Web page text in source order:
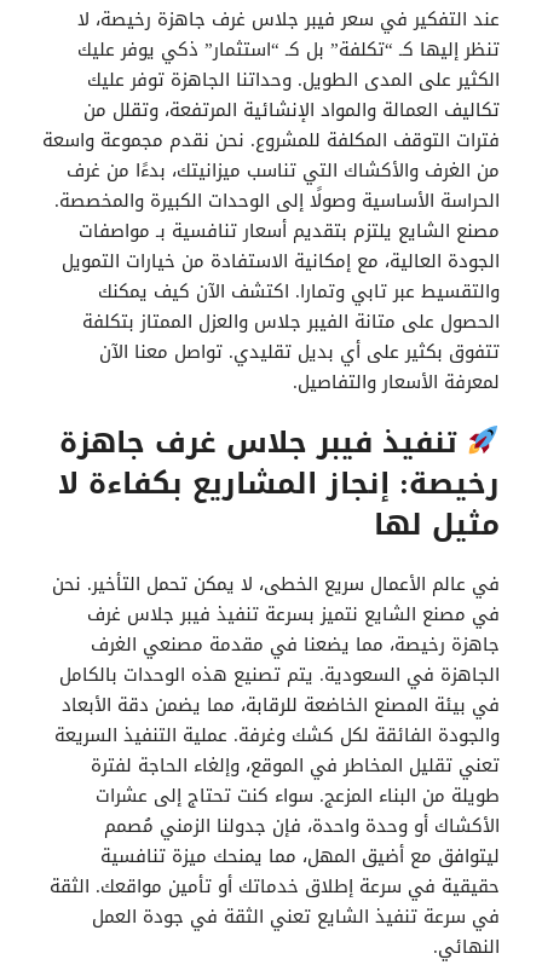
عند التفكير في سعر فيبر جلاس غرف جاهزة رخيصة، لا
تنظر إليها كـ “تكلفة” بل كـ “استثمار” ذكي يوفر عليك
الكثير على المدى الطويل. وحداتنا الجاهزة توفر عليك
تكاليف العمالة والمواد الإنشائية المرتفعة، وتقلل من
فترات التوقف المكلفة للمشروع. نحن نقدم مجموعة واسعة
من الغرف والأكشاك التي تناسب ميزانيتك، بدءًا من غرف
الحراسة الأساسية وصولًا إلى الوحدات الكبيرة والمخصصة.
مصنع الشايع يلتزم بتقديم أسعار تنافسية بـ مواصفات
الجودة العالية، مع إمكانية الاستفادة من خيارات التمويل
والتقسيط عبر تابي وتمارا. اكتشف الآن كيف يمكنك
الحصول على متانة الفيبر جلاس والعزل الممتاز بتكلفة
تتفوق بكثير على أي بديل تقليدي. تواصل معنا الآن
لمعرفة الأسعار والتفاصيل.
تنفيذ فيبر جلاس غرف جاهزة
رخيصة: إنجاز المشاريع بكفاءة لا
مثيل لها
في عالم الأعمال سريع الخطى، لا يمكن تحمل التأخير. نحن
في مصنع الشايع نتميز بسرعة تنفيذ فيبر جلاس غرف
جاهزة رخيصة، مما يضعنا في مقدمة مصنعي الغرف
الجاهزة في السعودية. يتم تصنيع هذه الوحدات بالكامل
في بيئة المصنع الخاضعة للرقابة، مما يضمن دقة الأبعاد
والجودة الفائقة لكل كشك وغرفة. عملية التنفيذ السريعة
تعني تقليل المخاطر في الموقع، وإلغاء الحاجة لفترة
طويلة من البناء المزعج. سواء كنت تحتاج إلى عشرات
الأكشاك أو وحدة واحدة، فإن جدولنا الزمني مُصمم
ليتوافق مع أضيق المهل، مما يمنحك ميزة تنافسية
حقيقية في سرعة إطلاق خدماتك أو تأمين مواقعك. الثقة
في سرعة تنفيذ الشايع تعني الثقة في جودة العمل
النهائي.